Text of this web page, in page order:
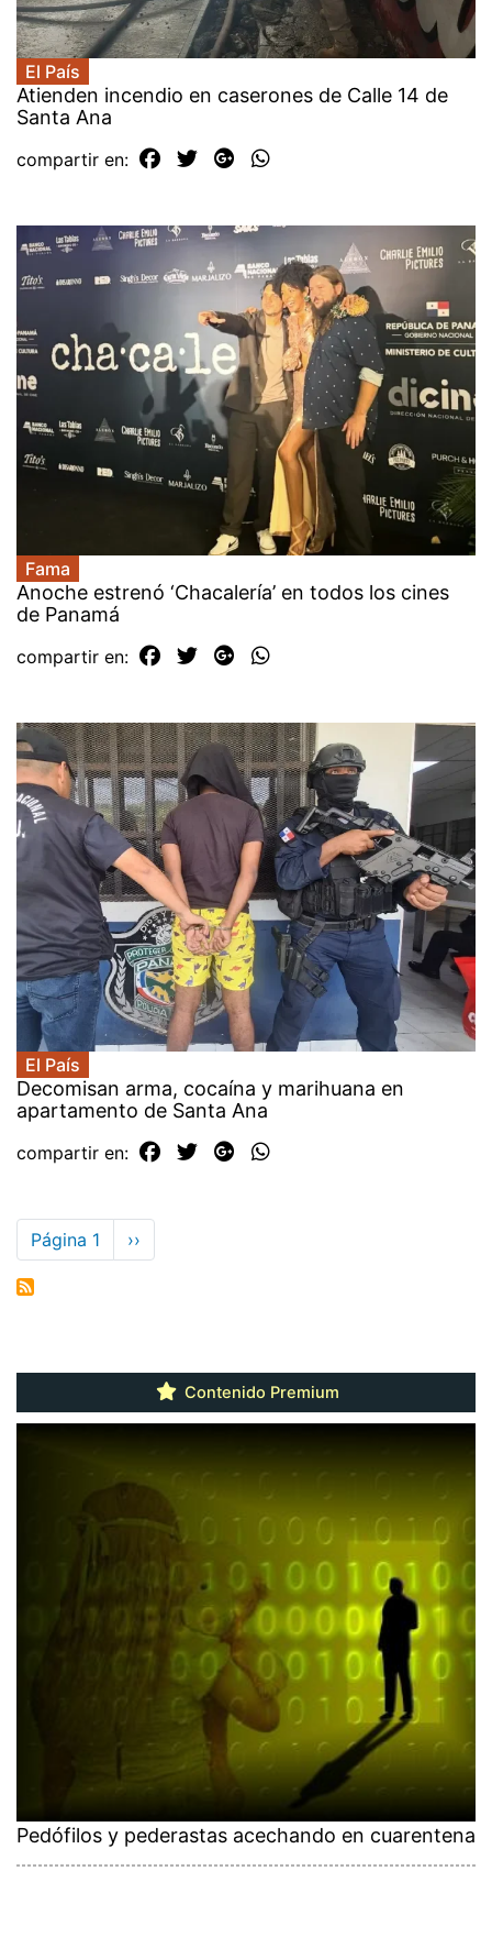
El País
Atienden incendio en caserones de Calle 14 de
Santa Ana
compartir en:
Fama
Anoche estrenó ‘Chacalería’ en todos los cines
de Panamá
compartir en:
El País
Decomisan arma, cocaína y marihuana en
apartamento de Santa Ana
compartir en:
Paginación
Página 1
Siguiente
página
››
Contenido Premium
Pedófilos y pederastas acechando en cuarentena